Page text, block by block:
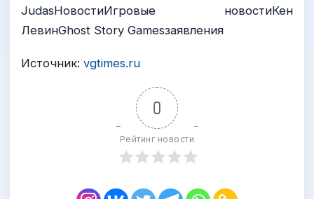
JudasНовостиИгровые новостиКен
ЛевинGhost Story Gamesзаявления
Источник: vgtimes.ru
0
Рейтинг новости